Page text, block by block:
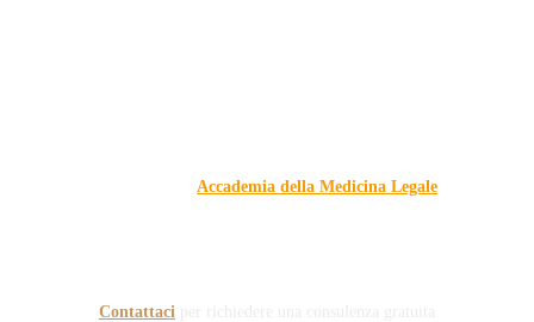
Accademia della Medicina Legale
Contattaci